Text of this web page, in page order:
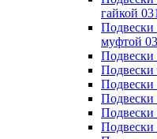
гайкой
Подвески
муфтой
Подвески
Подвески
Подвески
Подвески
Подвески
Подвески